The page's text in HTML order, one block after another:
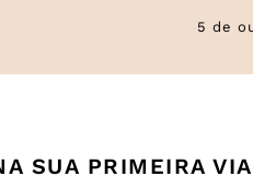
5 de
SUA PRIMEIRA